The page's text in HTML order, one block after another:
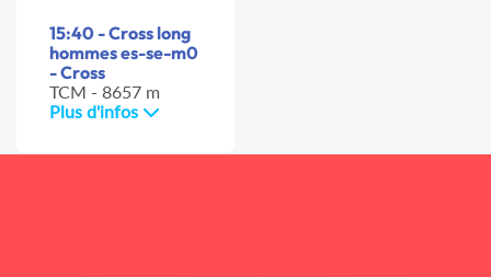
15:40 - Cross long
hommes es-se-m0
- Cross
TCM - 8657 m
Plus d'infos